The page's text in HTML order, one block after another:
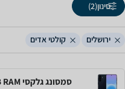
סינון(2)
ירושלים קולטי אדים